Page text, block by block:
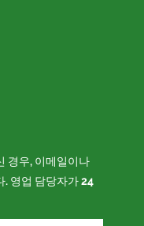
경우, 이메일이나
. 영업 담당자가 24